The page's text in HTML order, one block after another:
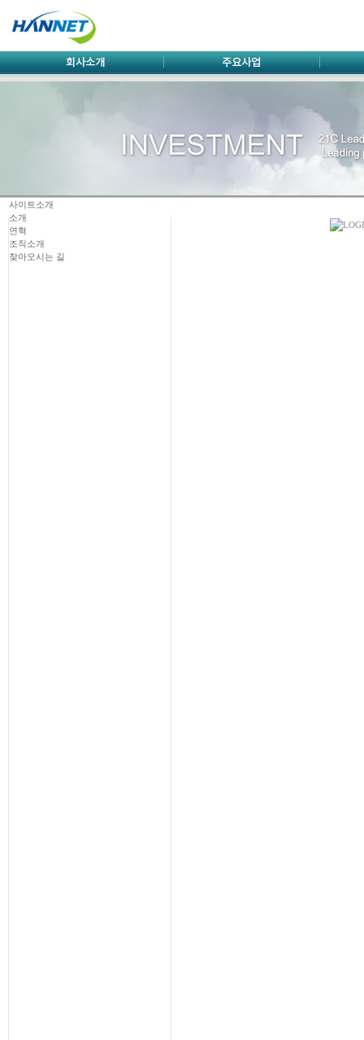
사이트소개
소개
연혁
조직소개
찾아오시는 길